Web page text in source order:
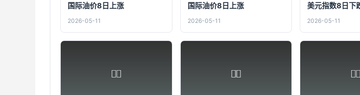
国际油价8日上涨
2026-05-11
国际油价8日上涨
2026-05-11
美元指数8日下
2026-05-11